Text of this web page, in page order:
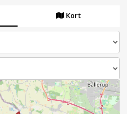
Kort